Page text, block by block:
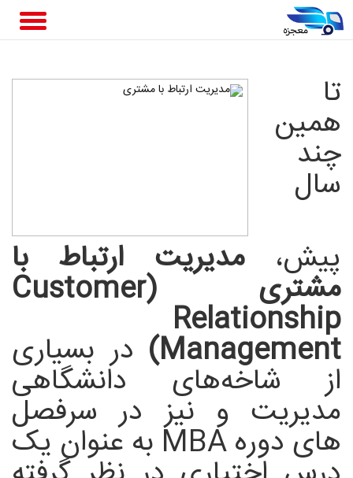
تا
همین
چند
سال
پیش،مدیریت ارتباط با
مشتری (Customer
Relationship
Management) در بسیاری
از شاخه‌های دانشگاهی
مدیریت و نیز در سرفصل
های دوره MBA به عنوان یک